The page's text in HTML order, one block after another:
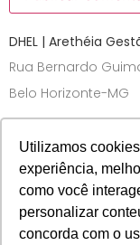
Utilizamos
experiência,
como você
personalizar
concorda com o
DHEL | Arethéia
Rua Bernardo
Belo Horizonte-MG